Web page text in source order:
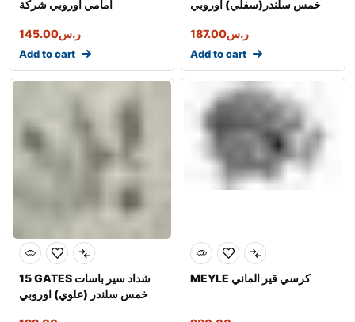
أمامي اوروبي شركة
ر.س145.00
Add to cart
خمس سلندر(سفلي) اوروبي
ر.س187.00
Add to cart
15 GATES شداد سير باسات
خمس سلندر (علوي) اوروبي
MEYLE كرسي قير الماني